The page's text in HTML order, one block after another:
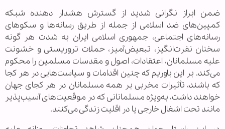
ضمن ابراز نگرانی شدید از گسترش هشدار دهنده شبکه
کمپین‌های ضد اسلامی از جمله از طریق رسانه‌ها و سکوهای
رسانه‌های اجتماعی، جمهوری اسلامی ایران به شدت هر گونه
سخنان نفرت‌انگیز، تبعیض‌آمیز، حملات تروریستی و خشونت
علیه مسلمانان، اعتقادات، اصول و مقدسات مسلمین را محکوم
می‌کند. بر این باوریم که چنین اقدامات و سیاست‌هایی در هر کجا
که باشند، تأثیرات مخربی بر همه مسلمانان در هر کجای جهان
خواهند داشت، به‌ویژه مسلمانانی که در موقعیت‌های آسیب‌پذیر
مانند تحت اشغال خارجی یا در اقلیت زندگی می‌کنند.